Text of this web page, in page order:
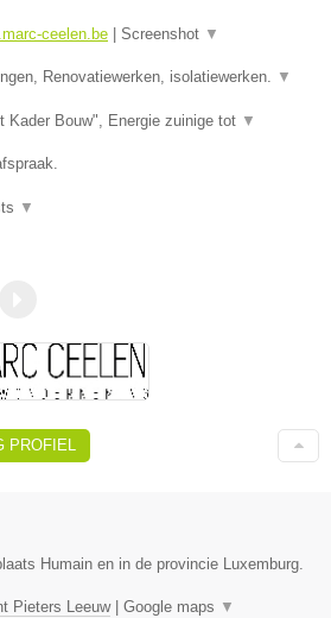
ceelen.be Screenshot ▼
Renovatiewerken, isolatiewerken. ▼
Kader Bouw", Energie zuinige tot ▼
▼
PROFIEL
Humain en in de provincie Luxemburg.
Pieters Leeuw| Google maps ▼